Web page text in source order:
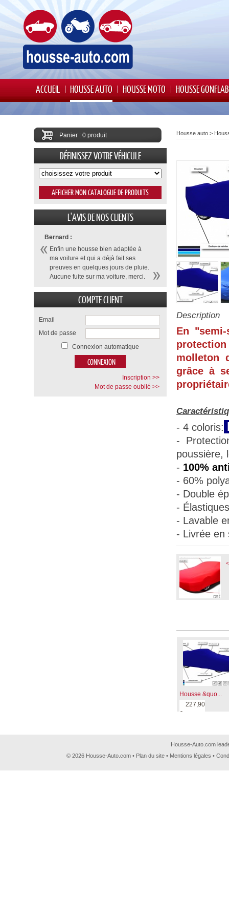
ACCUEIL HOUSSE AUTO HOUSSE MOTO HOUSSE
Housse auto >
Description
En
molleton
grâce à
- 4 coloris:
-
poussière,
- 100%
- 60%
- Double
-
- Lavable
- Livrée en
Housse &quo...
227,90
€
Panier : 0 produit
DÉFINISSEZ VOTRE VÉHICULE
L'AVIS DE NOS CLIENTS
Bernard :
Enfin une housse bien adaptée à
ma voiture et qui a déjà fait ses
preuves en quelques jours de pluie.
Aucune fuite sur ma voiture, merci.
COMPTE CLIENT
Email
Mot de passe
Connexion automatique
Inscription >>
Mot de passe oublié >>
Housse-Auto.com
© 2026 Housse-Auto.com • Plan du site • Mentions légales •